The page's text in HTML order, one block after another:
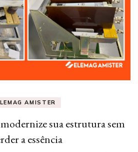
AMISTER
sua estrutura sem
a essência